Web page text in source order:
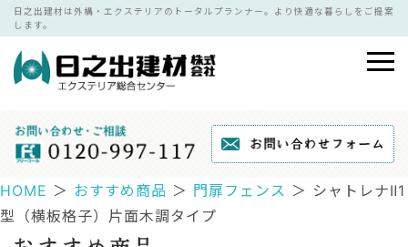
日之出建材は外構・エクステリアのトータルプランナー。より快適な暮らしをご提案
します。
HOME ＞ おすすめ商品 ＞ 門扉フェンス ＞ シャトレナⅡ1
型（横板格子）片面木調タイプ